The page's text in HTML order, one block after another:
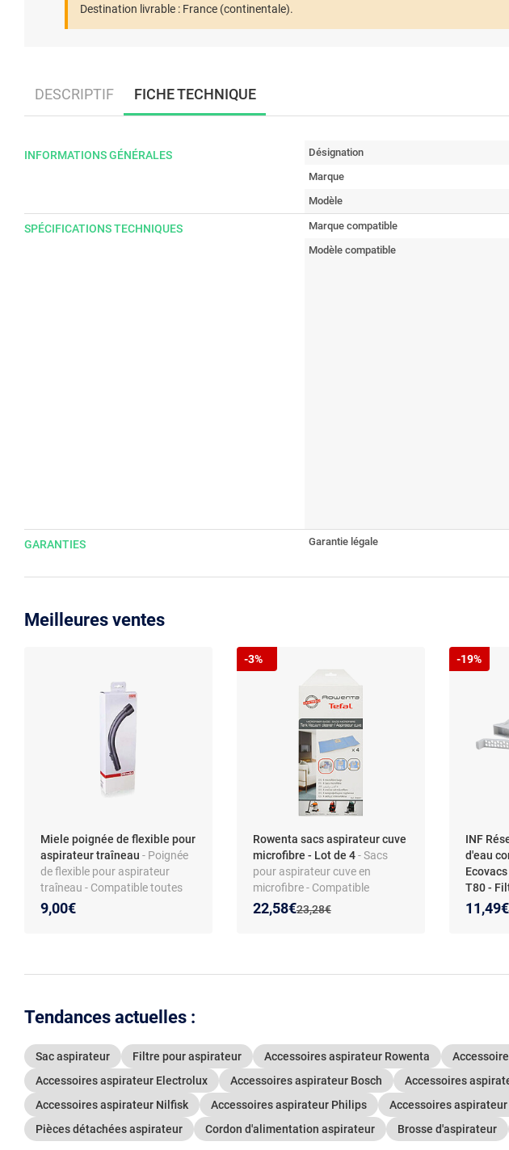
Destination livrable : France (continentale).
DESCRIPTIF FICHE TECHNIQUE
INFORMATIONS GÉNÉRALES Désignation
Marque
Modèle
SPÉCIFICATIONS TECHNIQUES Marque compatible
Modèle compatible
GARANTIES Garantie légale
Meilleures ventes
Miele poignée de flexible pour
aspirateur traîneau - Poignée
de flexible pour aspirateur
traîneau - Compatible toutes
séries Miele - Matière plastique
- Installation simple
9,00€
Rowenta sacs aspirateur cuve
microfibre - Lot de 4- Sacs
pour aspirateur cuve en
microfibre - Compatible
ZR8001 - Filtration H12 -
Pièces d’origine - Modèles
Ancien prix :
23,28€
Nouveau prix :
22,58€
Réduction de :
-3%
INF
d'eau
T80 -
11,49€
-19%
Tendances actuelles :
Sac aspirateur Filtre pour aspirateur Accessoires aspirateur Rowenta
Accessoires aspirateur Electrolux
Accessoires aspirateur Bosch Accessoires
Accessoires aspirateur Nilfisk
Accessoires aspirateur Philips Accessoires aspirateur
Pièces détachées aspirateur
Cordon d'alimentation aspirateur Brosse d'aspirateur